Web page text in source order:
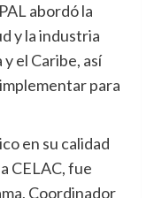
abordó la
y la industria
el Caribe, así
para
en su calidad
CELAC, fue
Coordinador